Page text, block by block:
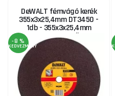
DeWALT fémvágó kerék
355x3x25,4mm DT3450 -
1db - 355x3x25,4mm
DT3450 - 1 db
-8 %
KEDVEZMÉNY